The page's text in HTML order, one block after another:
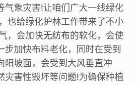
气象灾害!让咱们广大一线绿化
也给绿化护林工作带来了不小
，会加快无纺布的软化，会使
步加快布料老化，同时在受到
阳坡面，会受到大风垂直冲
灾害性毁坏等问题!为确保种植